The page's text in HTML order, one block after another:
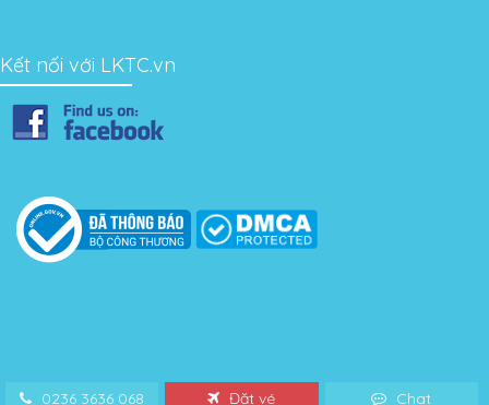
Kết nối với LKTC.vn
0236 3636 068 Đặt vé Chat